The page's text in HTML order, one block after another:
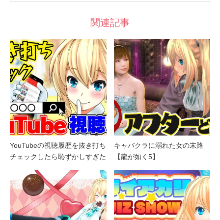
関連記事
YouTubeの視聴履歴を抜き打ち
チェックしたら恥ずかしすぎた
キャバクラに溺れた女の末路
【龍が如く5】